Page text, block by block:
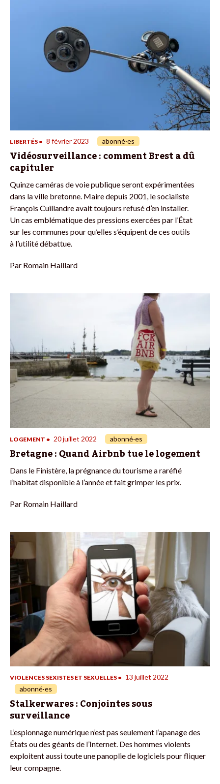
LIBERTÉS • 8 février 2023 abonné·es
Vidéosurveillance : comment Brest a dû
capituler
Quinze caméras de voie publique seront expérimentées
dans la ville bretonne. Maire depuis 2001, le socialiste
François Cuillandre avait toujours refusé d’en installer.
Un cas emblématique des pressions exercées par l’État
sur les communes pour qu’elles s’équipent de ces outils
à l’utilité débattue.
Par Romain Haillard
LOGEMENT • 20 juillet 2022 abonné·es
Bretagne : Quand Airbnb tue le logement
Dans le Finistère, la prégnance du tourisme a raréfié
l’habitat disponible à l’année et fait grimper les prix.
Par Romain Haillard
VIOLENCES SEXISTES ET SEXUELLES • 13 juillet 2022
abonné·es
Stalkerwares : Conjointes sous
surveillance
L’espionnage numérique n’est pas seulement l’apanage des
États ou des géants de l’Internet. Des hommes violents
exploitent aussi toute une panoplie de logiciels pour fliquer
leur compagne.